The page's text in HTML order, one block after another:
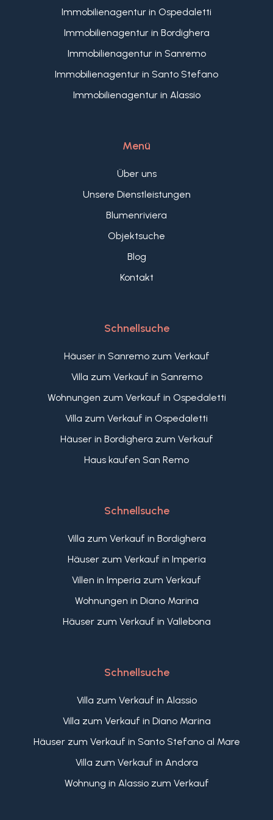
Zentrum von Imperia stellt sie einen
außergewöhnlichen Mehrwert dar und ist nur
Diese Immobilie bietet nicht nur ein exklusives
Zuhause, sondern auch die Möglichkeit, ein
authentisches Stück ligurischer Geschichte zu
Immobilienagentur in Ospedaletti
Immobilienagentur in Bordighera
Immobilienagentur in Sanremo
Immobilienagentur in Santo Stefano
Immobilienagentur in Alassio
Menü
Über uns
Unsere Dienstleistungen
Blumenriviera
Objektsuche
Blog
Kontakt
Schnellsuche
Häuser in Sanremo zum Verkauf
Villa zum Verkauf in Sanremo
Wohnungen zum Verkauf in Ospedaletti
Villa zum Verkauf in Ospedaletti
Häuser in Bordighera zum Verkauf
Haus kaufen San Remo
Schnellsuche
Villa zum Verkauf in Bordighera
Häuser zum Verkauf in Imperia
Villen in Imperia zum Verkauf
Wohnungen in Diano Marina
Häuser zum Verkauf in Vallebona
Schnellsuche
Villa zum Verkauf in Alassio
Villa zum Verkauf in Diano Marina
Häuser zum Verkauf in Santo Stefano al Mare
Villa zum Verkauf in Andora
Wohnung in Alassio zum Verkauf